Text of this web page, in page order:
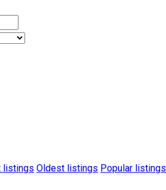
listings Oldest listings Popular listings